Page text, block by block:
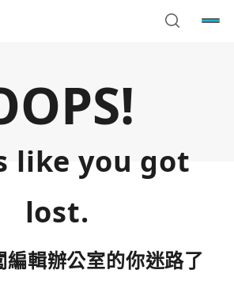
like you got
lost.
編輯辦公室的你迷路了